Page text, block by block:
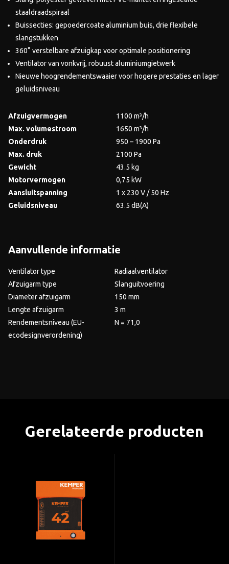
staaldraadspiraal
Buissecties: gepoedercoate aluminium buis, drie flexibele
slangstukken
360° verstelbare afzuigkap voor optimale positionering
Ventilator van vonkvrij, robuust aluminiumgietwerk
Nieuwe hoogrendementswaaier voor hogere prestaties en lager
geluidsniveau
Afzuigvermogen
1100 m³/h
Max. volumestroom
1650 m³/h
Onderdruk
950 – 1900 Pa
Max. druk
2100 Pa
Gewicht
43.5 kg
Motorvermogen
0,75 kW
Aansluitspanning
1 x 230 V / 50 Hz
Geluidsniveau
63.5 dB(A)
Aanvullende informatie
Ventilator type
Radiaalventilator
Afzuigarm type
Slanguitvoering
Diameter afzuigarm
150 mm
Lengte afzuigarm
3 m
Rendementsniveau (EU-
ecodesignverordening)
N = 71,0
Gerelateerde producten